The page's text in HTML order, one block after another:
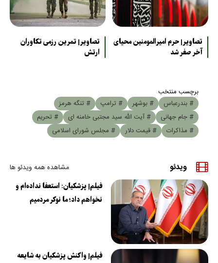
تصاویر| حرم امیرالمومنین محیای
آخر صفر شد
تصاویر| تمرین رزمی تکاوران
ارتش
برچسب منتخب
# بندرعباس
# بوشهر # ترامپ
# تنگه هرمز
# جام جهانی
# آیت الله سید مجتبی خامنه ای
# تحریم
# مذاکرات
# قیمت دلار # مجلس شورای اسلامی
ویدئو مشاهده همه ویدئو ها
فیلم| پزشکیان: استعفا نداده‌ام و
نخواهم داد؛ ما نوکر مردمیم
فیلم| واکنش پزشکیان به شایعه